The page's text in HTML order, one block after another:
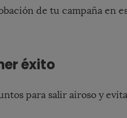
de tu campaña en
éxito
para salir airoso y